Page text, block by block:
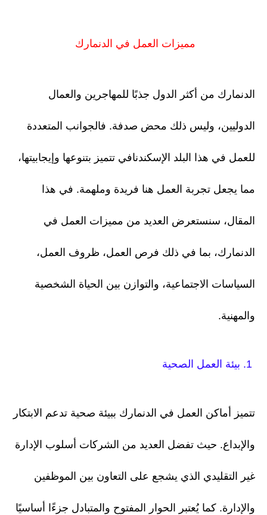
مميزات العمل في الدنمارك
الدنمارك من أكثر الدول جذبًا للمهاجرين والعمال
الدوليين، وليس ذلك محض صدفة. فالجوانب المتعددة
للعمل في هذا البلد الإسكندنافي تتميز بتنوعها وإيجابيتها،
مما يجعل تجربة العمل هنا فريدة وملهمة. في هذا
المقال، سنستعرض العديد من مميزات العمل في
الدنمارك، بما في ذلك فرص العمل، ظروف العمل،
السياسات الاجتماعية، والتوازن بين الحياة الشخصية
والمهنية.
تتميز أماكن العمل في الدنمارك ببيئة صحية تدعم الابتكار
والإبداع. حيث تفضل العديد من الشركات أسلوب الإدارة
غير التقليدي الذي يشجع على التعاون بين الموظفين
والإدارة. كما يُعتبر الحوار المفتوح والمتبادل جزءًا أساسيًا